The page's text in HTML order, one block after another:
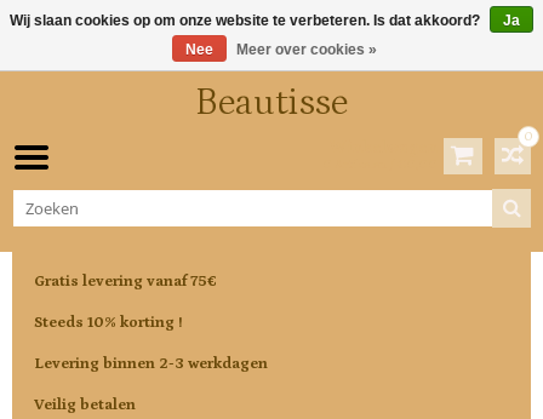
Beautisse
0
Gratis levering vanaf 75€
Steeds 10% korting !
Levering binnen 2-3 werkdagen
Veilig betalen
Wij slaan cookies op om onze website te verbeteren. Is dat akkoord?
Ja
Nee
Meer over cookies »